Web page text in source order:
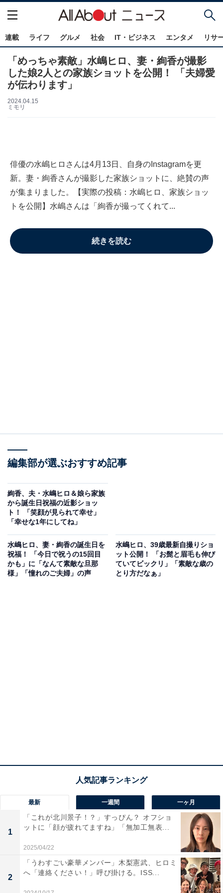
連載 ライフ グルメ 社会 IT・ビジネス エンタメ リサ
「めっちゃ素敵」水嶋ヒロ、妻・絢香が撮影
した娘2人との家族ショットを公開！ 「夫婦愛
が伝わります」
2024.04.15
ミモリ
俳優の水嶋ヒロさんは4月13日、自身のInstagramを更
新。妻・絢香さんが撮影した家族ショットに、絶賛の声
が集まりました。【実際の投稿：水嶋ヒロ、家族ショッ
トを公開】水嶋さんは「絢香が撮ってくれて...
続きを読む
編集部が選ぶおすすめ記事
絢香、夫・水嶋ヒロ＆娘ら家族
から誕生日祝福の近影ショッ
ト！ 「笑顔が見られて幸せ」
「幸せな1年にしてね」
水嶋ヒロ、妻・絢香の誕生日を
祝福！ 「今日で祝うの15回目
かも」に「なんて素敵な旦那
様」「憧れのご夫婦」の声
水嶋ヒロ、39歳最新自撮りショ
ット公開！ 「お髭と眉毛も伸び
ていてビックリ」「素敵な歳の
とり方だなぁ」
最新 一週間 一ヶ月
1
「これが北川景子！？」すっぴん？ オフショ
ットに「顔が疲れてますね」「無加工無表...
2025/04/22
2
「うわすごい豪華メンバー」木梨憲武、ヒロミ
へ「連絡ください！」呼び掛ける。ISS...